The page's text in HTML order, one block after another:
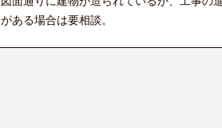
がある場合は要相談。